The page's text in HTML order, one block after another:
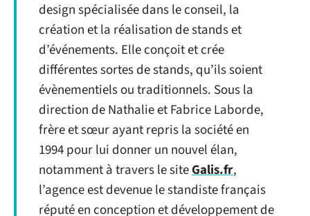
design spécialisée dans le conseil, la
création et la réalisation de stands et
d’événements. Elle conçoit et crée
différentes sortes de stands, qu’ils soient
évènementiels ou traditionnels. Sous la
direction de Nathalie et Fabrice Laborde,
frère et sœur ayant repris la société en
1994 pour lui donner un nouvel élan,
notamment à travers le siteGalis.fr,
l’agence est devenue le standiste français
réputé en conception et développement de